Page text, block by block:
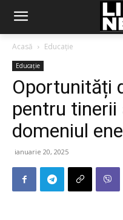
Acasă Educație
Educație
Oportunități
pentru tinerii
domeniul
ianuarie 20, 2025